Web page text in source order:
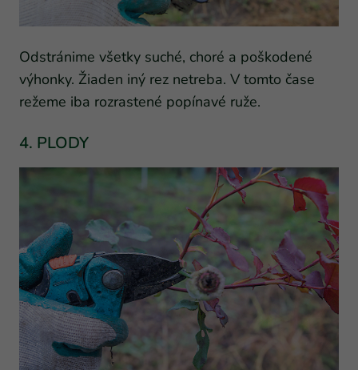
Odstránime všetky suché, choré a poškodené
výhonky. Žiaden iný rez netreba. V tomto čase
režeme iba rozrastené popínavé ruže.
4. PLODY